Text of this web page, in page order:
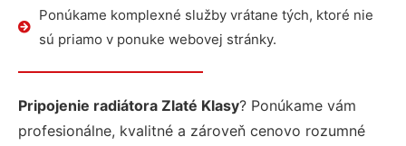
Ponúkame komplexné služby vrátane tých, ktoré nie
sú priamo v ponuke webovej stránky.
Pripojenie radiátora Zlaté Klasy? Ponúkame vám
profesionálne, kvalitné a zároveň cenovo rozumné